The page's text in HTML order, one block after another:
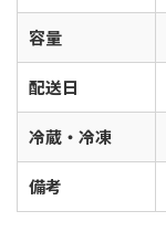
容量
配送日
冷蔵・冷凍
備考